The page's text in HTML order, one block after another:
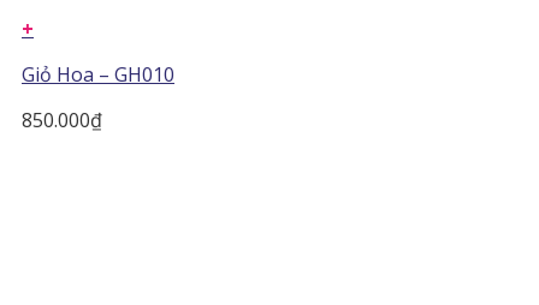
+
Giỏ Hoa – GH010
850.000₫